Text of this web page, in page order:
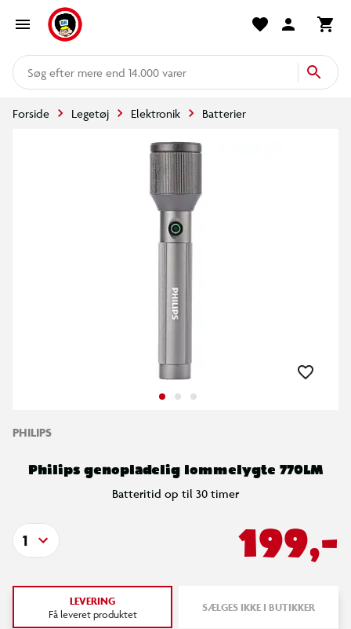
mere end 14.000 varer
Forside Legetøj Elektronik Batterier
PHILIPS
Philips genopladelig lommelygte 770LM
Batteritid op til 30 timer
199,-
1
LEVERING
Få leveret produktet SÆLGES IKKE I BUTIKKER